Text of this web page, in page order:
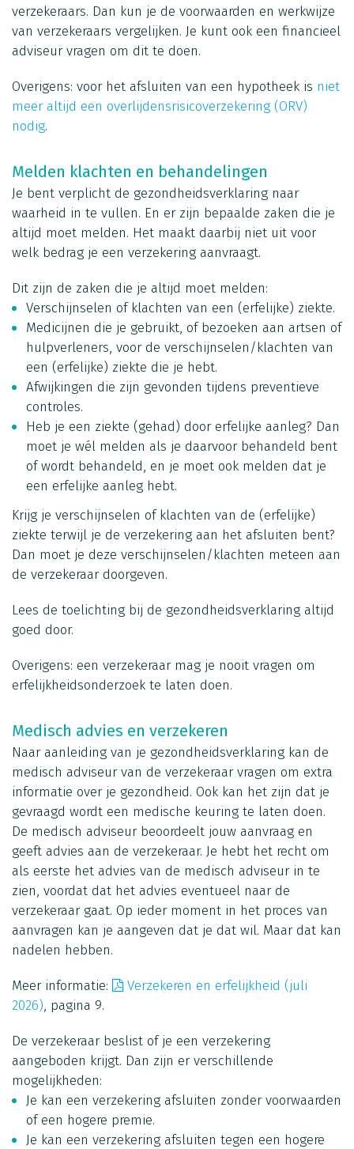
verzekeraars. Dan kun je de voorwaarden en werkwijze
van verzekeraars vergelijken. Je kunt ook een financieel
adviseur vragen om dit te doen.
Overigens: voor het afsluiten van een hypotheek is niet
meer altijd een overlijdensrisicoverzekering (ORV)
nodig.
Melden klachten en behandelingen
Je bent verplicht de gezondheidsverklaring naar
waarheid in te vullen. En er zijn bepaalde zaken die je
altijd moet melden. Het maakt daarbij niet uit voor
welk bedrag je een verzekering aanvraagt.
Dit zijn de zaken die je altijd moet melden:
Verschijnselen of klachten van een (erfelijke) ziekte.
Medicijnen die je gebruikt, of bezoeken aan artsen of
hulpverleners, voor de verschijnselen/klachten van
een (erfelijke) ziekte die je hebt.
Afwijkingen die zijn gevonden tijdens preventieve
controles.
Heb je een ziekte (gehad) door erfelijke aanleg? Dan
moet je wél melden als je daarvoor behandeld bent
of wordt behandeld, en je moet ook melden dat je
een erfelijke aanleg hebt.
Krijg je verschijnselen of klachten van de (erfelijke)
ziekte terwijl je de verzekering aan het afsluiten bent?
Dan moet je deze verschijnselen/klachten meteen aan
de verzekeraar doorgeven.
Lees de toelichting bij de gezondheidsverklaring altijd
goed door.
Overigens: een verzekeraar mag je nooit vragen om
erfelijkheidsonderzoek te laten doen.
Medisch advies en verzekeren
Naar aanleiding van je gezondheidsverklaring kan de
medisch adviseur van de verzekeraar vragen om extra
informatie over je gezondheid. Ook kan het zijn dat je
gevraagd wordt een medische keuring te laten doen.
De medisch adviseur beoordeelt jouw aanvraag en
geeft advies aan de verzekeraar. Je hebt het recht om
als eerste het advies van de medisch adviseur in te
zien, voordat dat het advies eventueel naar de
verzekeraar gaat. Op ieder moment in het proces van
aanvragen kan je aangeven dat je dat wil. Maar dat kan
nadelen hebben.
Meer informatie:
Verzekeren en erfelijkheid (juli
2026), pagina 9.
De verzekeraar beslist of je een verzekering
aangeboden krijgt. Dan zijn er verschillende
mogelijkheden:
Je kan een verzekering afsluiten zonder voorwaarden
of een hogere premie.
Je kan een verzekering afsluiten tegen een hogere